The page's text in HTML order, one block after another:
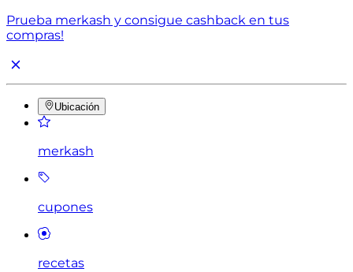
Prueba merkash y consigue cashback en tus
compras!
Ubicación
merkash
cupones
recetas